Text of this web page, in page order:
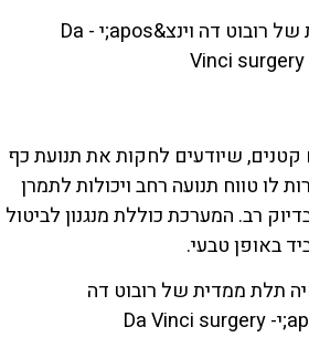
קטנים, שיודעים לחקות את תנועת כף
לו טווח תנועה רחב ויכולות לתמרן
רב. המערכת כוללת מנגנון לביטול
באופן טבעי.